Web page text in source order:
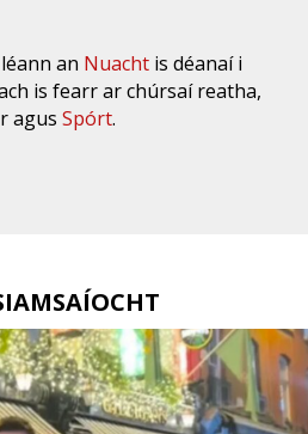
an Nuacht is déanaí i
is fearr ar chúrsaí reatha,
agusSpórt.